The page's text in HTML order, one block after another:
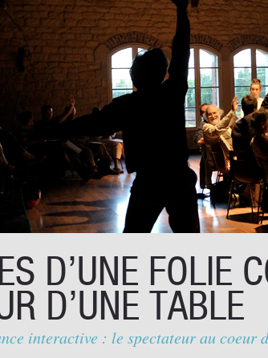
D’UNE FOLIE
D’UNE TABLE
interactive : le spectateur au coeur